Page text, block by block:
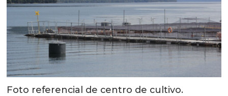
Foto referencial de centro de cultivo.